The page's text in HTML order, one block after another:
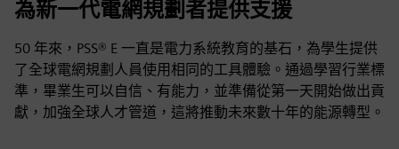
為新一代電網規劃者提供支援
50 年來，PSS® E 一直是電力系統教育的基石，為學生提供
了全球電網規劃人員使用相同的工具體驗。通過學習行業標
準，畢業生可以自信、有能力，並準備從第一天開始做出貢
獻，加強全球人才管道，這將推動未來數十年的能源轉型。